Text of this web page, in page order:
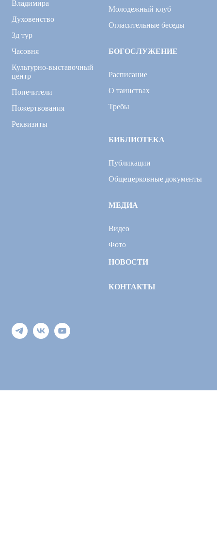
Владимира
Духовенство
3д тур
Часовня
Культурно-выставочный
центр
Попечители
Пожертвования
Реквизиты
Молодежный клуб
Огласительные беседы
БОГОСЛУЖЕНИЕ
Расписание
О таинствах
Требы
БИБЛИОТЕКА
Публикации
Общецерковные документы
МЕДИА
Видео
Фото
НОВОСТИ
КОНТАКТЫ